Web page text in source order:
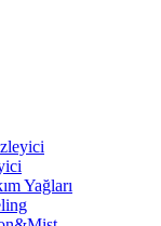
Yağları